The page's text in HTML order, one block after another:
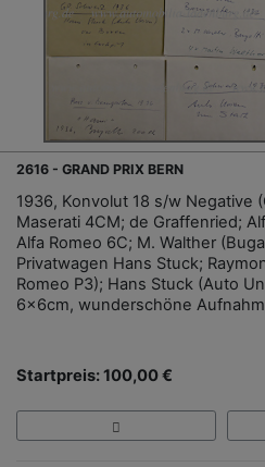
2616 - GRAND PRIX BERN
1936, Konvolut 18 s/w Negative
Maserati 4CM; de Graffenried;
Alfa Romeo 6C; M. Walther
Privatwagen Hans Stuck;
Romeo P3); Hans Stuck (Auto
6x6cm, wunderschöne
Startpreis: 100,00 €